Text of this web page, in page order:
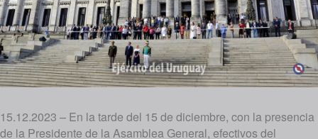
15.12.2023 – En la tarde del 15 de diciembre, con la presencia
de la Presidente de la Asamblea General, efectivos del